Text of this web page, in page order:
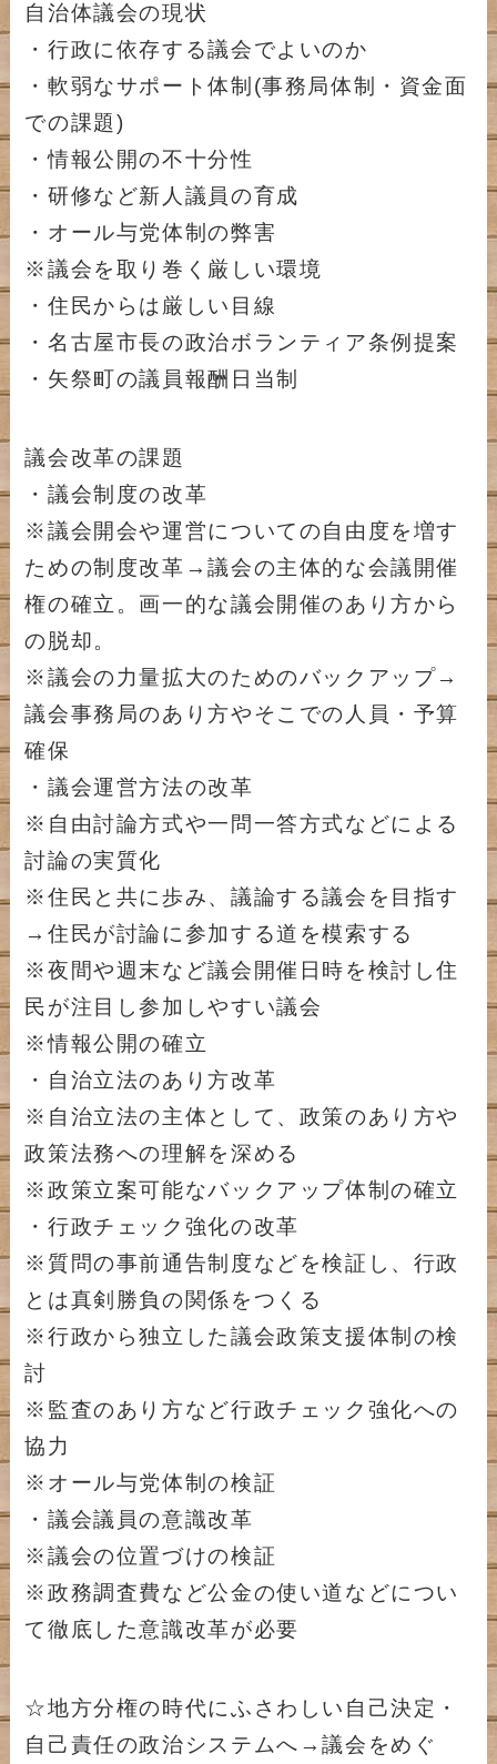
自治体議会の現状
・行政に依存する議会でよいのか
・軟弱なサポート体制(事務局体制・資金面
での課題)
・情報公開の不十分性
・研修など新人議員の育成
・オール与党体制の弊害
※議会を取り巻く厳しい環境
・住民からは厳しい目線
・名古屋市長の政治ボランティア条例提案
・矢祭町の議員報酬日当制
議会改革の課題
・議会制度の改革
※議会開会や運営についての自由度を増す
ための制度改革→議会の主体的な会議開催
権の確立。画一的な議会開催のあり方から
の脱却。
※議会の力量拡大のためのバックアップ→
議会事務局のあり方やそこでの人員・予算
確保
・議会運営方法の改革
※自由討論方式や一問一答方式などによる
討論の実質化
※住民と共に歩み、議論する議会を目指す
→住民が討論に参加する道を模索する
※夜間や週末など議会開催日時を検討し住
民が注目し参加しやすい議会
※情報公開の確立
・自治立法のあり方改革
※自治立法の主体として、政策のあり方や
政策法務への理解を深める
※政策立案可能なバックアップ体制の確立
・行政チェック強化の改革
※質問の事前通告制度などを検証し、行政
とは真剣勝負の関係をつくる
※行政から独立した議会政策支援体制の検
討
※監査のあり方など行政チェック強化への
協力
※オール与党体制の検証
・議会議員の意識改革
※議会の位置づけの検証
※政務調査費など公金の使い道などについ
て徹底した意識改革が必要
☆地方分権の時代にふさわしい自己決定・
自己責任の政治システムへ→議会をめぐ